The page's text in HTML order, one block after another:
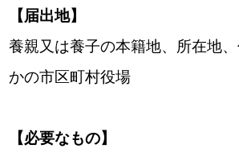
【届出地】
養親又は養子の本籍地、所在地
かの市区町村役場
【必要なもの】